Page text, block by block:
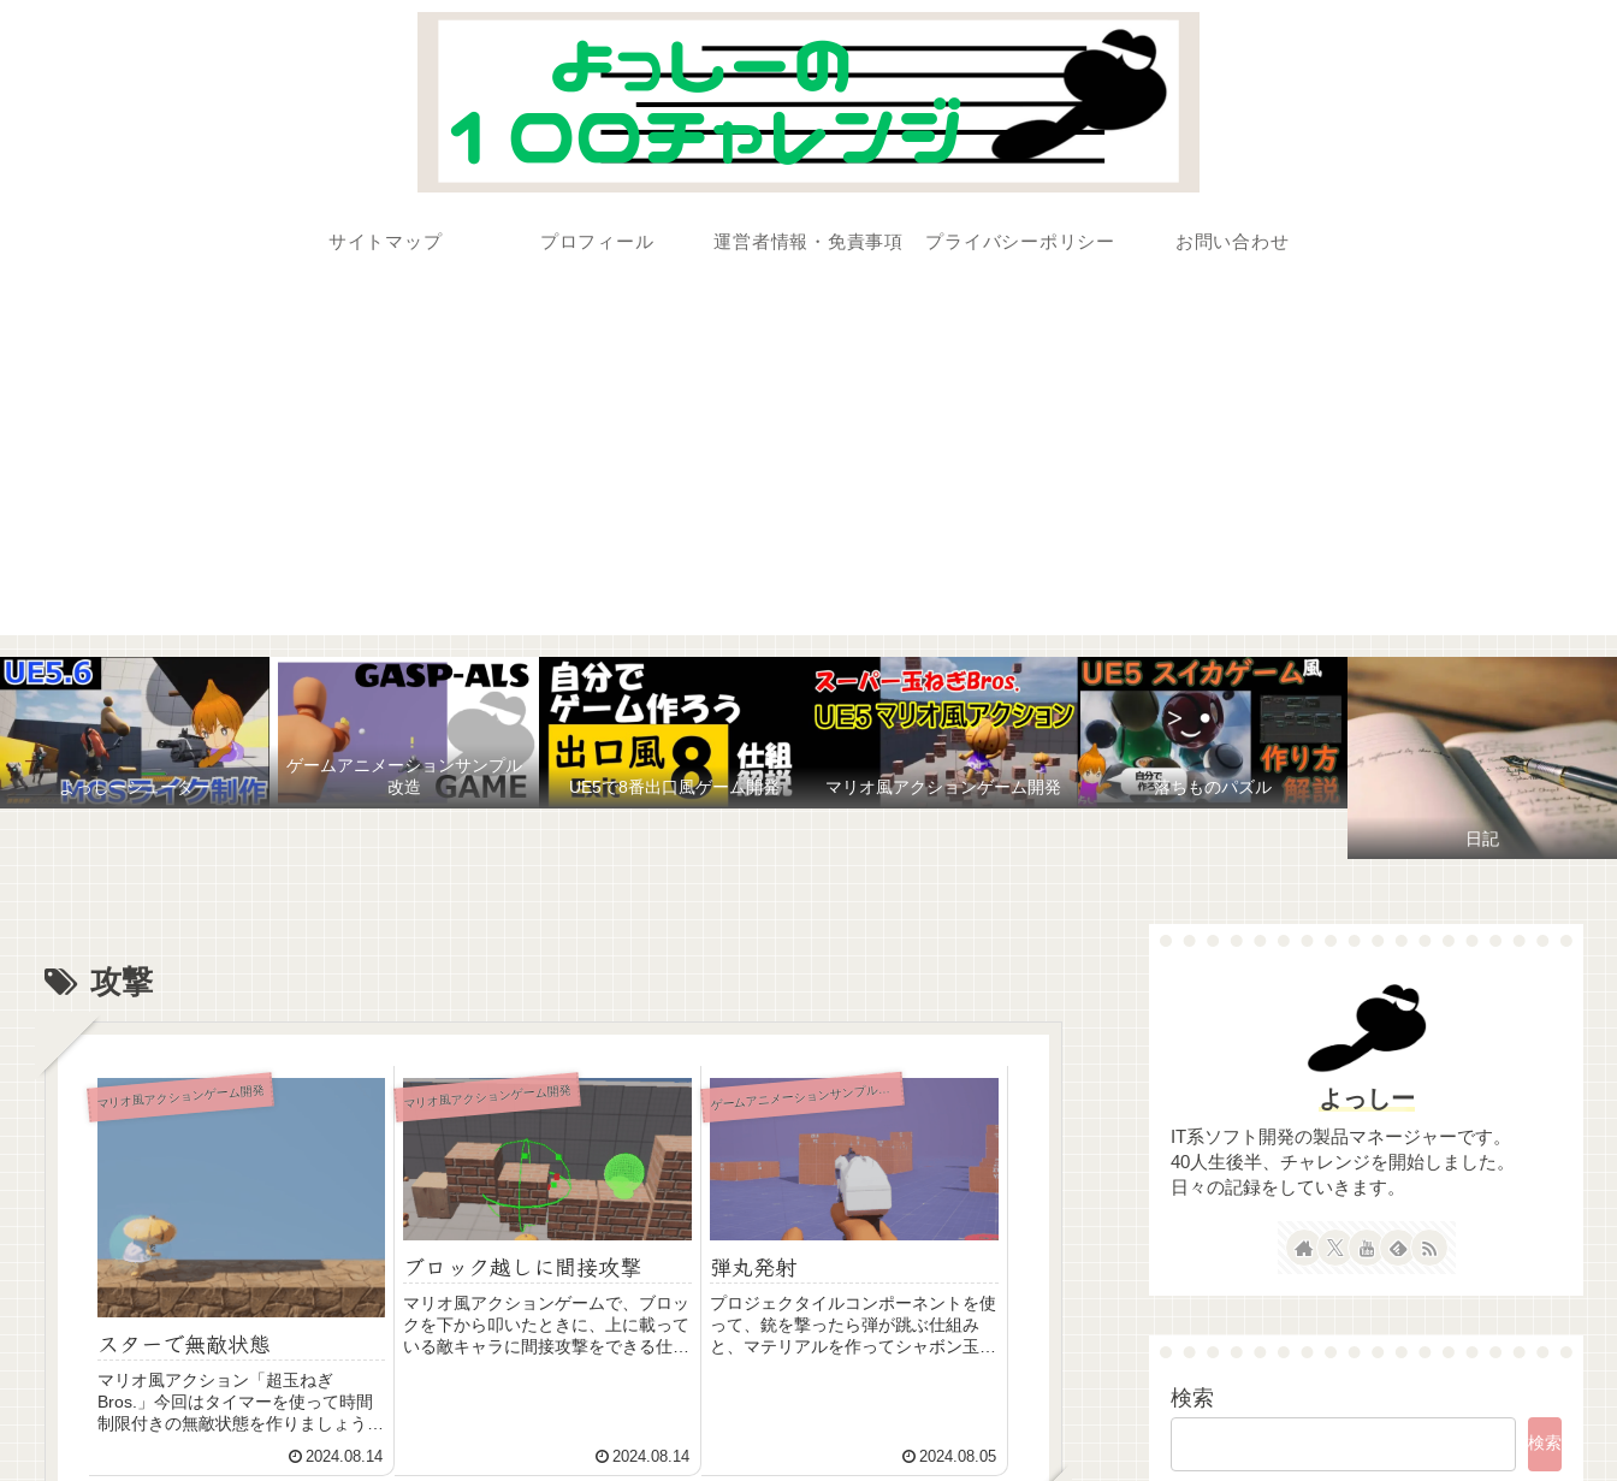
サイトマップ プロフィール 運営者情報・免責事項 プライバシーポリシー お問い合わせ
よっしーシューター
ゲームアニメーションサンプル
改造
UE5で8番出口風ゲーム開発 マリオ風アクションゲーム開発 落ちものパズル
日記
攻撃
マリオ風アクションゲーム開発
スターで無敵状態
マリオ風アクション「超玉ねぎ
Bros.」今回はタイマーを使って時間
制限付きの無敵状態を作りましょう。
ぶつかられてもこっちが勝つ条件の追
加です。敵からの体当たりは無効化し
2024.08.14
マリオ風アクションゲーム開発
ブロック越しに間接攻撃
マリオ風アクションゲームで、ブロッ
クを下から叩いたときに、上に載って
いる敵キャラに間接攻撃をできる仕様
2024.08.14
ゲ
ームアニメーションサンプル改造
弾丸発射
プロジェクタイルコンポーネントを使
って、銃を撃ったら弾が跳ぶ仕組み
と、マテリアルを作ってシャボン玉を
2024.08.05
よっしー
IT系ソフト開発の製品マネージャーです。
40人生後半、チャレンジを開始しました。
日々の記録をしていきます。
検索
検索